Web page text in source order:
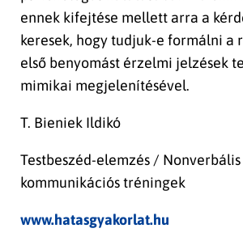
ennek kifejtése mellett arra a
keresek, hogy tudjuk-e formálni a
első benyomást érzelmi jelzések
mimikai megjelenítésével.
T. Bieniek Ildikó
Testbeszéd-elemzés / Nonverbális
kommunikációs tréningek
www.hatasgyakorlat.hu